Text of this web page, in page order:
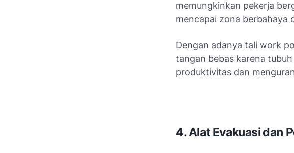
memungkinkan pekerja
mencapai zona berbahaya
Dengan adanya tali work
tangan bebas karena
produktivitas dan
4. Alat Evakuasi dan